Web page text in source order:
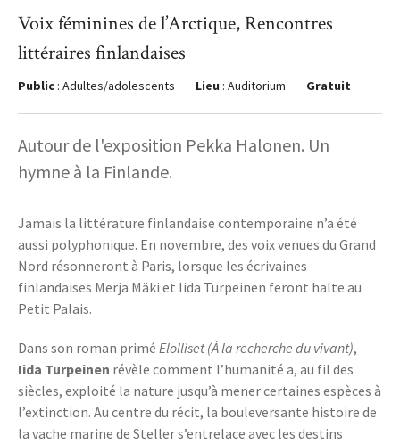
Voix féminines de l’Arctique, Rencontres
littéraires finlandaises
Public : Adultes/adolescents Lieu : Auditorium Gratuit
Autour de l'exposition Pekka Halonen. Un
hymne à la Finlande.
Jamais la littérature finlandaise contemporaine n’a été
aussi polyphonique. En novembre, des voix venues du Grand
Nord résonneront à Paris, lorsque les écrivaines
finlandaises Merja Mäki et Iida Turpeinen feront halte au
Petit Palais.
Dans son roman primé Elolliset (À la recherche du vivant),
Iida Turpeinen révèle comment l’humanité a, au fil des
siècles, exploité la nature jusqu’à mener certaines espèces à
l’extinction. Au centre du récit, la bouleversante histoire de
la vache marine de Steller s’entrelace avec les destins